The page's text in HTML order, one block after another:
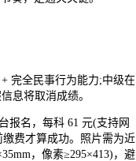
完全民事行为能力;中级在
息将取消成绩。
报名，每科 61 元(支持网
费才算成功。照片需为近
，像素≥295×413)，避